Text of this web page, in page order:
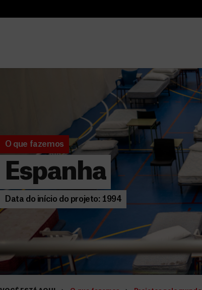
c
O que fazemos
Espanha
Data do início do projeto: 1994
a
r